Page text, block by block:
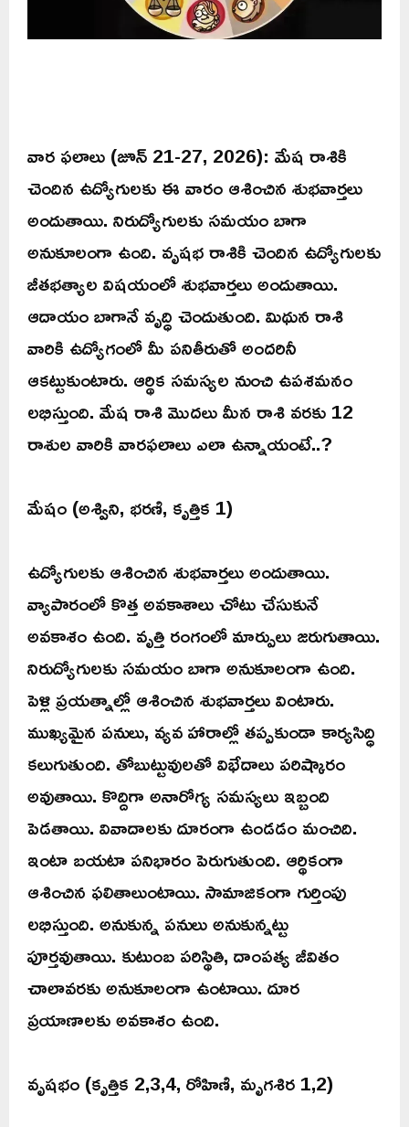
వార ఫలాలు (జూన్ 21-27, 2026): మేష రాశికి
చెందిన ఉద్యోగులకు ఈ వారం ఆశించిన శుభవార్తలు
అందుతాయి. నిరుద్యోగులకు సమయం బాగా
అనుకూలంగా ఉంది. వృషభ రాశికి చెందిన ఉద్యోగులకు
జీతభత్యాల విషయంలో శుభవార్తలు అందుతాయి.
ఆదాయం బాగానే వృద్ధి చెందుతుంది. మిథున రాశి
వారికి ఉద్యోగంలో మీ పనితీరుతో అందరినీ
ఆకట్టుకుంటారు. ఆర్థిక సమస్యల నుంచి ఉపశమనం
లభిస్తుంది. మేష రాశి మొదలు మీన రాశి వరకు 12
రాశుల వారికి వారఫలాలు ఎలా ఉన్నాయంటే..?
మేషం (అశ్విని, భరణి, కృత్తిక 1)
ఉద్యోగులకు ఆశించిన శుభవార్తలు అందుతాయి.
వ్యాపారంలో కొత్త అవకాశాలు చోటు చేసుకునే
అవకాశం ఉంది. వృత్తి రంగంలో మార్పులు జరుగుతాయి.
నిరుద్యోగులకు సమయం బాగా అనుకూలంగా ఉంది.
పెళ్లి ప్రయత్నాల్లో ఆశించిన శుభవార్తలు వింటారు.
ముఖ్యమైన పనులు, వ్యవ హారాల్లో తప్పకుండా కార్యసిద్ధి
కలుగుతుంది. తోబుట్టువులతో విభేదాలు పరిష్కారం
అవుతాయి. కొద్దిగా అనారోగ్య సమస్యలు ఇబ్బంది
పెడతాయి. వివాదాలకు దూరంగా ఉండడం మంచిది.
ఇంటా బయటా పనిభారం పెరుగుతుంది. ఆర్థికంగా
ఆశించిన ఫలితాలుంటాయి. సామాజికంగా గుర్తింపు
లభిస్తుంది. అనుకున్న పనులు అనుకున్నట్టు
పూర్తవుతాయి. కుటుంబ పరిస్థితి, దాంపత్య జీవితం
చాలావరకు అనుకూలంగా ఉంటాయి. దూర
ప్రయాణాలకు అవకాశం ఉంది.
వృషభం (కృత్తిక 2,3,4, రోహిణి, మృగశిర 1,2)